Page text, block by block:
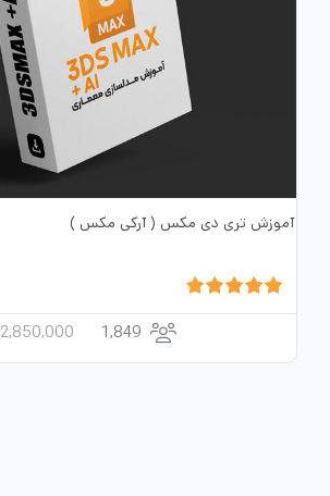
آموزش تری دی مکس ( آرکی مکس )
1,849
2,850,000